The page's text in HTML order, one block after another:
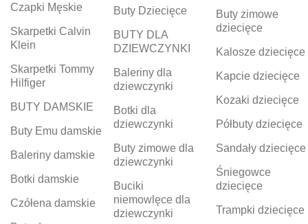
Czapki Męskie
Skarpetki Calvin
Klein
Skarpetki Tommy
Hilfiger
BUTY DAMSKIE
Buty Emu damskie
Baleriny damskie
Botki damskie
Czółena damskie
Buty Dziecięce
BUTY DLA
DZIEWCZYNKI
Baleriny dla
dziewczynki
Botki dla
dziewczynki
Buty zimowe dla
dziewczynki
Buciki
niemowlęce dla
dziewczynki
Buty zimowe
dziecięce
Kalosze dziecięce
Kapcie dziecięce
Kozaki dziecięce
Półbuty dziecięce
Sandały dziecięce
Śniegowce
dziecięce
Trampki dziecięce